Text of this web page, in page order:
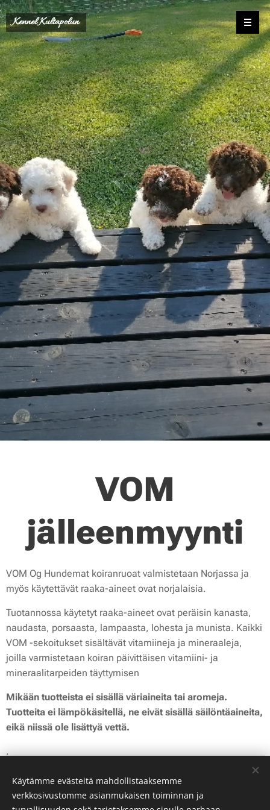
Kennel Kultapolun
VOM
jälleenmyynti
VOM Og Hundemat koiranruoat valmistetaan Norjassa ja
myös käytettävät raaka-aineet ovat norjalaisia.
Tuotannossa käytetyt raaka-aineet ovat peräisin kanasta,
naudasta, porsaasta, lampaasta, lohesta ja munista. Kaikki
VOM -sekoitukset sisältävät vitamiineja ja mineraaleja,
joilla varmistetaan koiran päivittäisen vitamiini- ja
mineraalitarpeiden täyttymisen
Mikään tuotteista ei sisällä väriaineita tai aromeja.
Tuotteita ei lämpökäsitellä, ne eivät sisällä säilöntäaineita,
eikä niissä ole lisättyä vettä.
.
Käytämme evästeitä mahdollistaaksemme
verkkosivustomme asianmukaisen toiminnan ja